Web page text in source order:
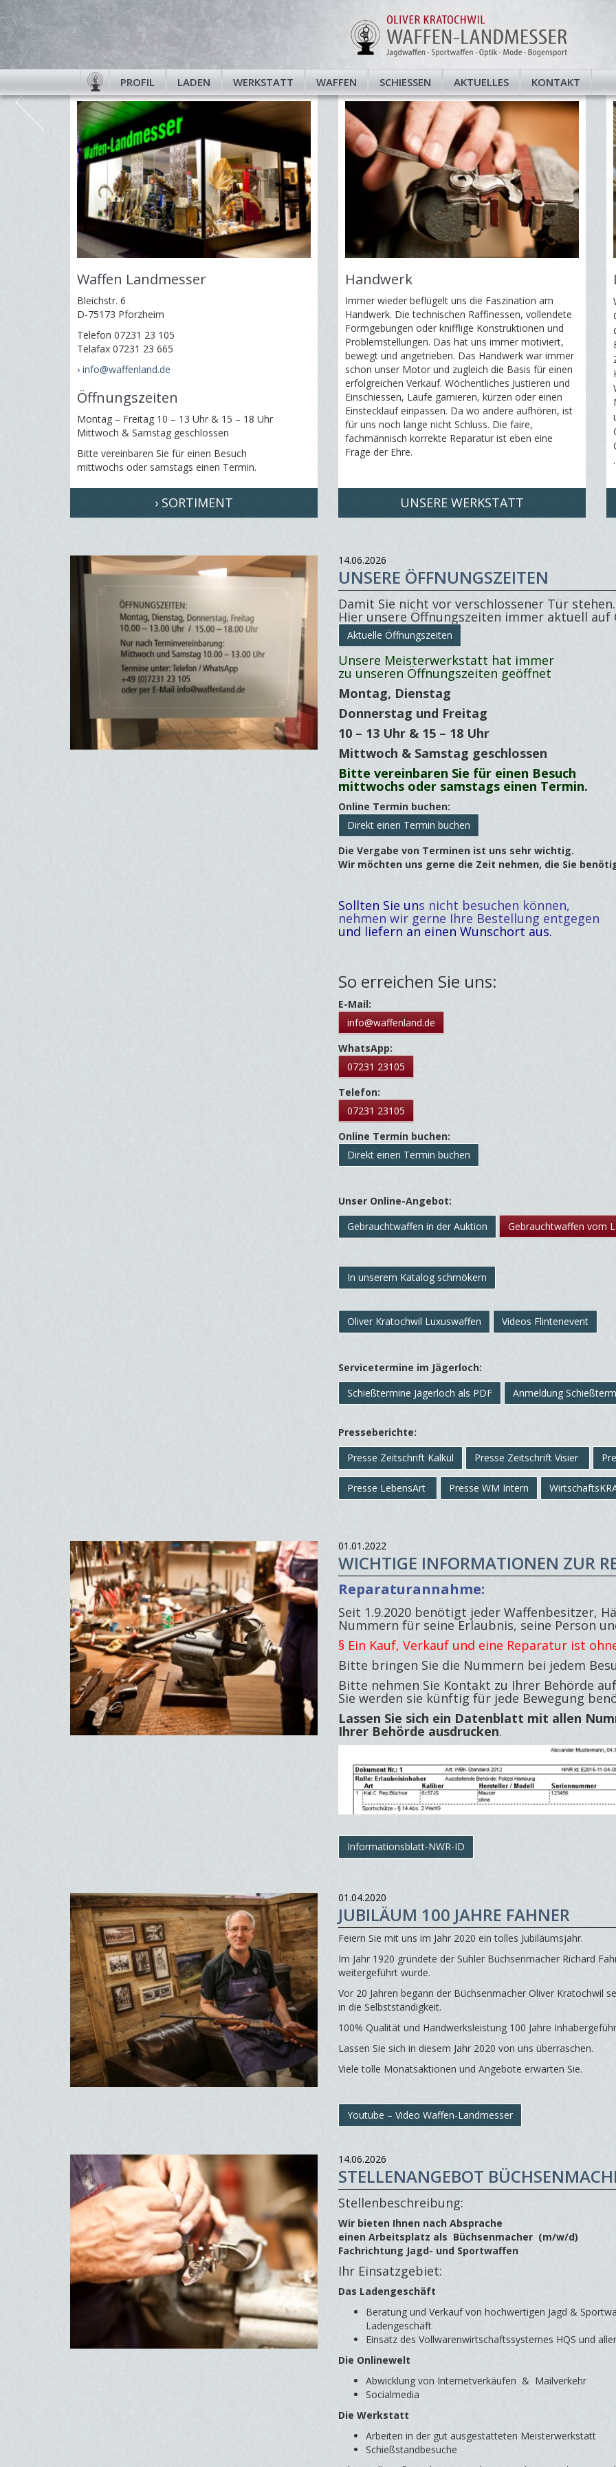
PROFIL LADEN WERKSTATT WAFFEN SCHIESSEN AKTUELLES KONTAKT
Waffen
Waffenkauf ist ein wenig,
Anschaffung eines neuen
› zu den Waffen
Waffen Landmesser
Bleichstr. 6
D-75173 Pforzheim
Telefon 07231 23 105
Telafax 07231 23 665
› info@waffenland.de
Öffnungszeiten
Montag – Freitag 10 – 13 Uhr & 15 – 18 Uhr
Mittwoch & Samstag geschlossen
Bitte vereinbaren Sie für einen Besuch
mittwochs oder samstags einen Termin.
› SORTIMENT
Handwerk
Immer wieder beflügelt uns die Faszination am
Handwerk. Die technischen Raffinessen, vollendete
Formgebungen oder knifflige Konstruktionen und
Problemstellungen. Das hat uns immer motiviert,
bewegt und angetrieben. Das Handwerk war immer
schon unser Motor und zugleich die Basis für einen
erfolgreichen Verkauf. Wöchentliches Justieren und
Einschiessen, Läufe garnieren, kürzen oder einen
Einstecklauf einpassen. Da wo andere aufhören, ist
für uns noch lange nicht Schluss. Die faire,
fachmännisch korrekte Reparatur ist eben eine
Frage der Ehre.
UNSERE WERKSTATT
14.06.2026
UNSERE ÖFFNUNGSZEITEN
Damit Sie nicht vor verschlossener Tür stehen.
Hier unsere Öffnungszeiten immer aktuell auf
Aktuelle Öffnungszeiten
Unsere Meisterwerkstatt hat immer
zu unseren Öffnungszeiten geöffnet
Montag, Dienstag
Donnerstag und Freitag
10 – 13 Uhr & 15 – 18 Uhr
Mittwoch & Samstag geschlossen
Bitte vereinbaren Sie für einen Besuch
mittwochs oder samstags einen Termin.
Online Termin buchen:
Direkt einen Termin buchen
Die Vergabe von Terminen ist uns sehr wichtig.
Wir möchten uns gerne die Zeit nehmen, die Sie
Sollten Sie uns nicht besuchen können,
nehmen wir gerne Ihre Bestellung entgegen
und liefern an einen Wunschort aus.
So erreichen Sie uns:
E-Mail:
info@waffenland.de
WhatsApp:
07231 23105
Telefon:
07231 23105
Online Termin buchen:
Direkt einen Termin buchen
Unser Online-Angebot:
Gebrauchtwaffen in der Auktion
Gebrauchtwaffen vom
In unserem Katalog schmökern
Oliver Kratochwil Luxuswaffen Videos Flintenevent
Servicetermine im Jägerloch:
Schießtermine Jägerloch als PDF
Anmeldung
Presseberichte:
Presse Zeitschrift Kalkül
Presse Zeitschrift Visier
Presse LebensArt Presse WM Intern
01.01.2022
WICHTIGE INFORMATIONEN ZUR
Reparaturannahme:
Seit 1.9.2020 benötigt jeder Waffenbesitzer,
Nummern für seine Erlaubnis, seine Person
§ Ein Kauf, Verkauf und eine Reparatur ist
Bitte bringen Sie die Nummern bei jedem
Bitte nehmen Sie Kontakt zu Ihrer Behörde
Sie werden sie künftig für jede Bewegung
Lassen Sie sich ein Datenblatt mit allen
Ihrer Behörde ausdrucken.
Informationsblatt-NWR-ID
01.04.2020
JUBILÄUM 100 JAHRE FAHNER
Feiern Sie mit uns im Jahr 2020 ein tolles Jubiläumsjahr.
Im Jahr 1920 gründete der Suhler Büchsenmacher Richard
weitergeführt wurde.
Vor 20 Jahren begann der Büchsenmacher Oliver Kratochwil
in die Selbstständigkeit.
100% Qualität und Handwerksleistung 100 Jahre
Lassen Sie sich in diesem Jahr 2020 von uns überraschen.
Viele tolle Monatsaktionen und Angebote erwarten Sie.
Youtube – Video Waffen-Landmesser
14.06.2026
STELLENANGEBOT
Stellenbeschreibung:
Wir bieten Ihnen nach Absprache
einen Arbeitsplatz als Büchsenmacher (m/w/d)
Fachrichtung Jagd- und Sportwaffen
Ihr Einsatzgebiet:
Das Ladengeschäft
Beratung und Verkauf von hochwertigen Jagd &
Ladengeschäft
Einsatz des Vollwarenwirtschaftssystemes HQS und
Die Onlinewelt
Abwicklung von Internetverkäufen & Mailverkehr
Socialmedia
Die Werkstatt
Arbeiten in der gut ausgestatteten Meisterwerkstatt
Schießstandbesuche